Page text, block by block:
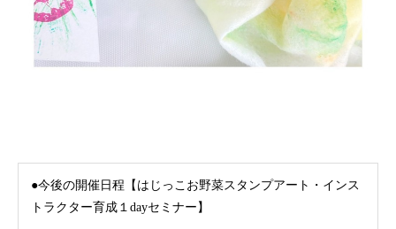
●今後の開催日程【はじっこお野菜スタンプアート・インス
トラクター育成１dayセミナー】